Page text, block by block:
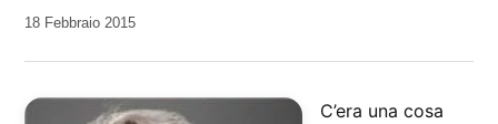
da
18 Febbraio 2015
C’era una cosa